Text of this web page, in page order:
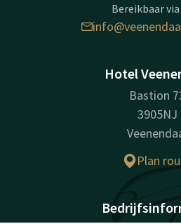
Bereikbaar
Hotel
Bastion
3905NJ
Plan